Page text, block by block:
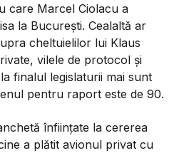
care Marcel Ciolacu a
la București. Cealaltă ar
cheltuielilor lui Klaus
vilele de protocol și
finalul legislaturii mai sunt
pentru raport este de 90.
înființate la cererea
a plătit avionul privat cu